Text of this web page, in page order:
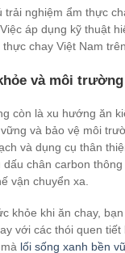
nghiệm ẩm thực
áp dụng kỹ thuật
chay Việt Nam
và môi trường
còn là xu hướng ăn
và bảo vệ môi
và dụng cụ thân
chân carbon
vận chuyển xa.
khỏe khi ăn chay,
với các thói quen
lối sống xanh bền